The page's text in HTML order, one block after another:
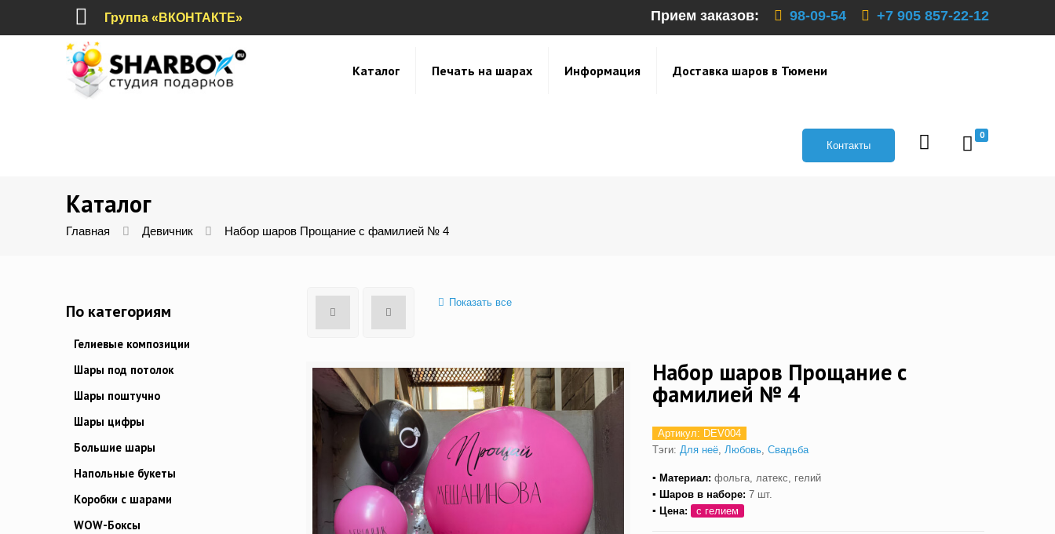
Прием заказов: 98-09-54 +7 905 857-22-12
Группа «ВКОНТАКТЕ»
Каталог Печать на шарах Информация Доставка шаров в Тюмени
0
Контакты
Каталог
Главная Девичник Набор шаров Прощание с фамилией № 4
Показать все
Набор шаров Прощание с
фамилией № 4
Артикул: DEV004
Тэги: Для неё, Любовь, Свадьба
▪ Материал: фольга, латекс, гелий
▪ Шаров в наборе: 7 шт.
▪ Цена:
с гелием
По категориям
Гелиевые композиции
Шары под потолок
Шары поштучно
Шары цифры
Большие шары
Напольные букеты
Коробки с шарами
WOW-Боксы